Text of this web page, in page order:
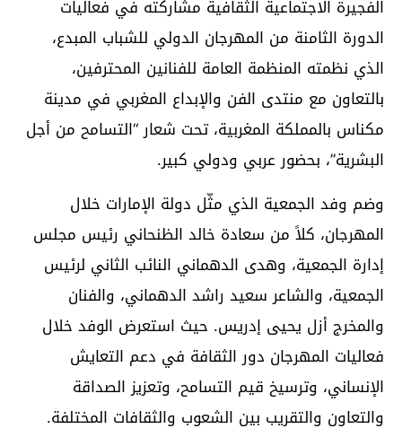
الفجيرة الاجتماعية الثقافية مشاركته في فعاليات
الدورة الثامنة من المهرجان الدولي للشباب المبدع،
الذي نظمته المنظمة العامة للفنانين المحترفين،
بالتعاون مع منتدى الفن والإبداع المغربي في مدينة
مكناس بالمملكة المغربية، تحت شعار “التسامح من أجل
البشرية”، بحضور عربي ودولي كبير.
وضم وفد الجمعية الذي مثّل دولة الإمارات خلال
المهرجان، كلاً من سعادة خالد الظنحاني رئيس مجلس
إدارة الجمعية، وهدى الدهماني النائب الثاني لرئيس
الجمعية، والشاعر سعيد راشد الدهماني، والفنان
والمخرج أزل يحيى إدريس. ‏حيث استعرض الوفد خلال
فعاليات المهرجان دور الثقافة في دعم التعايش
الإنساني، وترسيخ قيم التسامح، وتعزيز الصداقة
والتعاون والتقريب بين الشعوب والثقافات المختلفة.